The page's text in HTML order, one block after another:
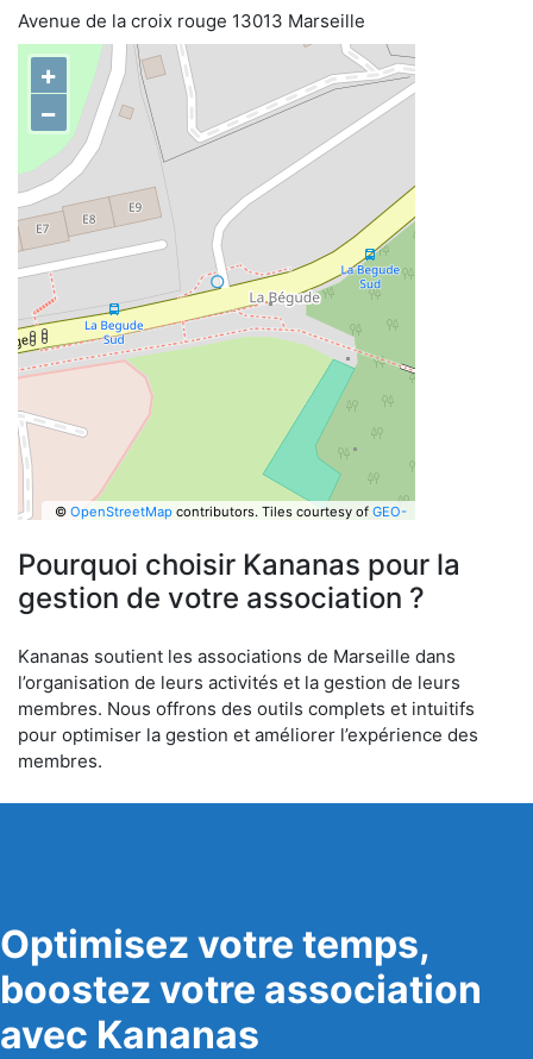
Avenue de la croix rouge 13013 Marseille
+
−
© OpenStreetMapcontributors. Tiles courtesy of GEO-
Pourquoi choisir Kananas pour la
gestion de votre association ?
Kananas soutient les associations de Marseille dans
l’organisation de leurs activités et la gestion de leurs
membres. Nous offrons des outils complets et intuitifs
pour optimiser la gestion et améliorer l’expérience des
membres.
Optimisez votre temps,
boostez votre association
avec Kananas